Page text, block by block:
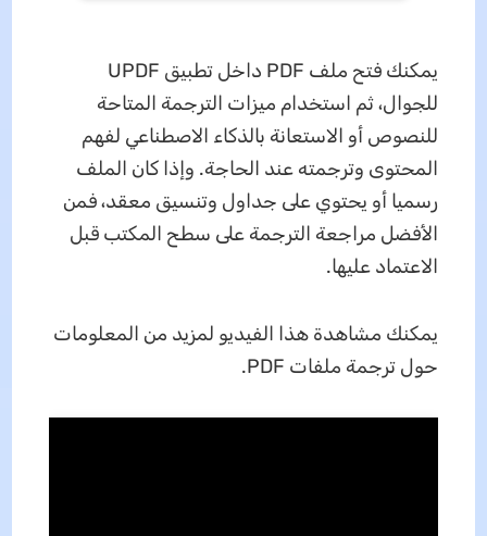
يمكنك فتح ملف PDF داخل تطبيق UPDF
للجوال، ثم استخدام ميزات الترجمة المتاحة
للنصوص أو الاستعانة بالذكاء الاصطناعي لفهم
المحتوى وترجمته عند الحاجة. وإذا كان الملف
رسميا أو يحتوي على جداول وتنسيق معقد، فمن
الأفضل مراجعة الترجمة على سطح المكتب قبل
الاعتماد عليها.
يمكنك مشاهدة هذا الفيديو لمزيد من المعلومات
حول ترجمة ملفات PDF.